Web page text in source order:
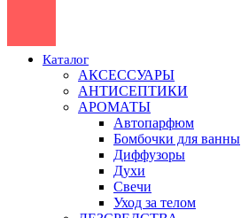
Каталог
АКСЕССУАРЫ
АНТИСЕПТИКИ
АРОМАТЫ
Автопарфюм
Бомбочки для ванны
Диффузоры
Духи
Свечи
Уход за телом